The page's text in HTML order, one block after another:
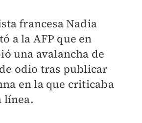
francesa Nadia
a la AFP que en
una avalancha de
odio tras publicar
en la que criticaba
línea.